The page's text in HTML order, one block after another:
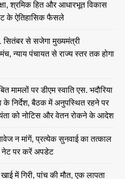
श्रमिक हित और आधारभूत विकास
के ऐतिहासिक फैसले
से सजेगा मुख्यमंत्री
न्याय पंचायत से राज्य स्तर तक होगा
मामलों पर डीएम स्वाति एस. भदौरिया
के निर्देश, बैठक में अनुपस्थित रहने पर
को नोटिस और वेतन रोकने के आदेश
न मांगें, प्रत्येक सुनवाई का तत्काल
पर करें अपडेट
में गिरी, पांच की मौत, एक लापता